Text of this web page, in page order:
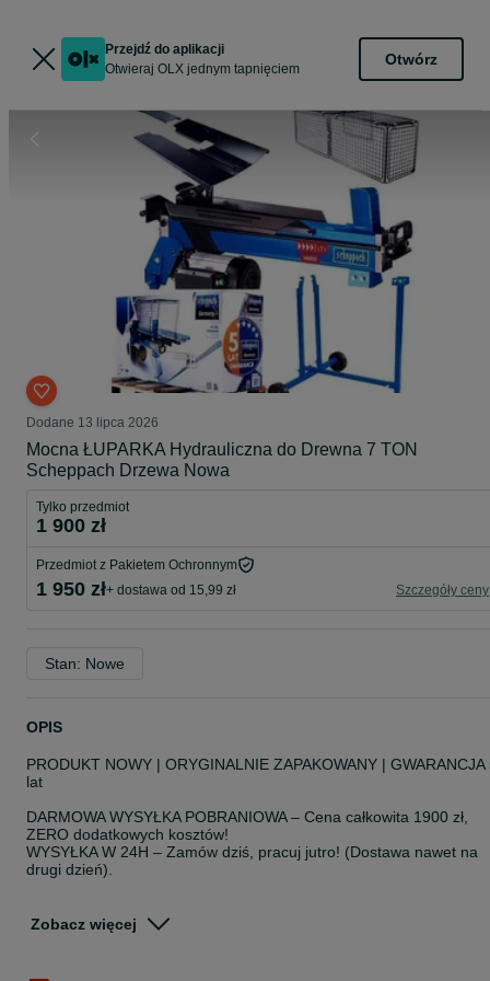
Przejdź do aplikacji
Otwieraj OLX jednym tapnięciem
Otwórz
Dodane 13 lipca 2026
Mocna ŁUPARKA Hydrauliczna do Drewna 7 TON
Scheppach Drzewa Nowa
Tylko przedmiot
1 900 zł
Przedmiot z Pakietem Ochronnym
1 950 zł+ dostawa od 15,99 zł Szczegóły ceny
Stan: Nowe
OPIS
PRODUKT NOWY | ORYGINALNIE ZAPAKOWANY | GWARANCJA
lat
DARMOWA WYSYŁKA POBRANIOWA – Cena całkowita 1900 zł,
ZERO dodatkowych kosztów!
WYSYŁKA W 24H – Zamów dziś, pracuj jutro! (Dostawa nawet na
drugi dzień).
POLSKA DYSTRYBUCJA – produkt w 100% zgodny z polskimi
Zobacz więcej